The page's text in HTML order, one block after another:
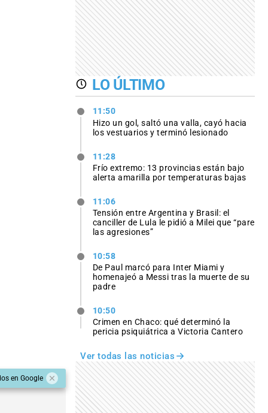
en Google
LO ÚLTIMO
11:50
Hizo un gol, saltó una valla, cayó hacia
los vestuarios y terminó lesionado
11:28
Frío extremo: 13 provincias están bajo
alerta amarilla por temperaturas bajas
11:06
Tensión entre Argentina y Brasil: el
canciller de Lula le pidió a Milei que “pare
las agresiones”
10:58
De Paul marcó para Inter Miami y
homenajeó a Messi tras la muerte de su
padre
10:50
Crimen en Chaco: qué determinó la
pericia psiquiátrica a Victoria Cantero
Ver todas las noticias